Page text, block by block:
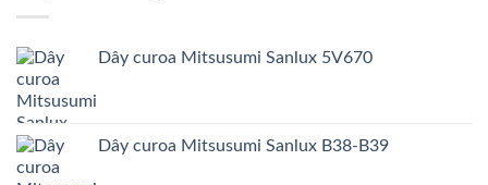
Dây curoa Mitsusumi Sanlux 5V670
Dây curoa Mitsusumi Sanlux B38-B39